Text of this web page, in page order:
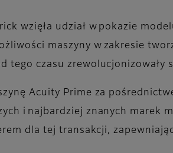
wzięła udział w pokazie
maszyny w zakresie
tego czasu zrewolucjonizowały
Acuity Prime za
i najbardziej znanych marek
dla tej transakcji,